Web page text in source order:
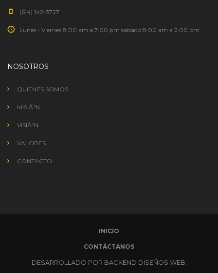
(614) 142-3727
Lunes - Viernes 8:00 am a 7:00 pm sabado 8:00 am a 2:00 pm
NOSOTROS
QUIENES SOMOS
MISIÃ³N
VISIÃ³N
VALORES
CONTACTO
INICIO
CONTÁCTANOS
DESARROLLADO POR BACKEND DISEÑOS WEB.